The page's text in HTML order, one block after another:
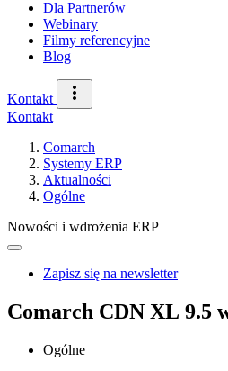
Dla Partnerów
Webinary
Filmy referencyjne
Blog
Kontakt
Kontakt
Comarch
Systemy ERP
Aktualności
Ogólne
Nowości i wdrożenia ERP
Zapisz się na newsletter
Comarch CDN XL 9.5
Ogólne